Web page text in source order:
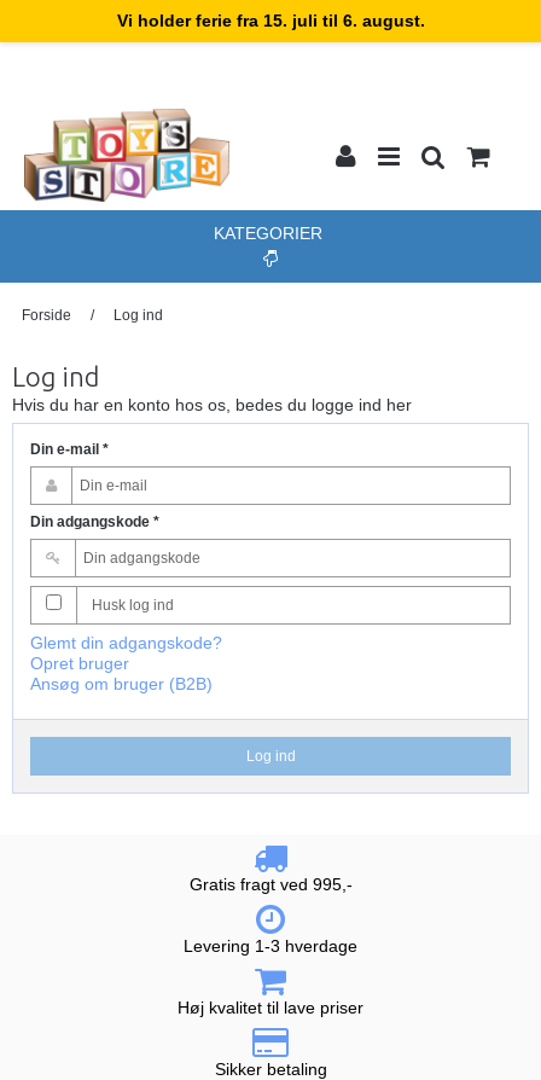
Vi holder ferie fra 15. juli til 6. august.
KATEGORIER
Forside / Log ind
Log ind
Hvis du har en konto hos os, bedes du logge ind her
Din e-mail *
Din adgangskode *
Husk log ind
Glemt din adgangskode?
Opret bruger
Ansøg om bruger (B2B)
Log ind
Gratis fragt ved 995,-
Levering 1-3 hverdage
Høj kvalitet til lave priser
Sikker betaling